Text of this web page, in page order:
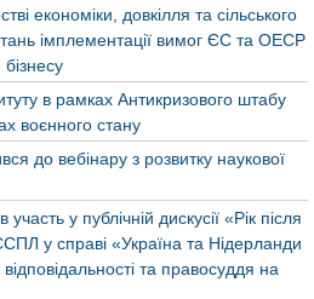
економіки, довкілля та сільського
імплементації вимог ЄС та ОЕСР
в рамках Антикризового штабу
воєнного стану
до вебінару з розвитку наукової
у публічній дискусії «Рік після
у справі «Україна та Нідерланди
та правосуддя на